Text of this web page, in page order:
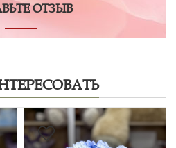
ОТЗЫВ